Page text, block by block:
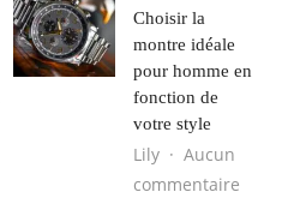
Choisir la
montre idéale
pour homme en
fonction de
votre style
Lily
Aucun
commentaire